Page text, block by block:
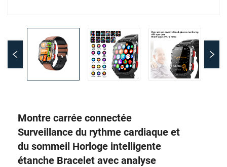
Montre carrée connectée
Surveillance du rythme cardiaque et
du sommeil Horloge intelligente
étanche Bracelet avec analyse